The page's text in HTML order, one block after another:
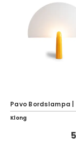
Pavo Bordslampa |
Klong